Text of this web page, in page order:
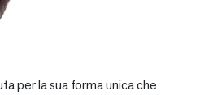
per la sua forma unica che